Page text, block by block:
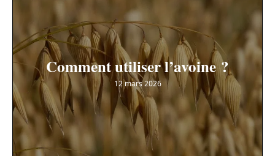
Comment utiliser l’avoine ?
12 mars 2026